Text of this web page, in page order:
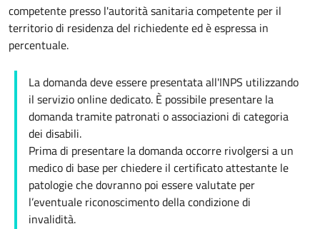
competente presso l'autorità sanitaria competente per il
territorio di residenza del richiedente ed è espressa in
percentuale.
La domanda deve essere presentata all'INPS utilizzando
il servizio online dedicato. È possibile presentare la
domanda tramite patronati o associazioni di categoria
dei disabili.
Prima di presentare la domanda occorre rivolgersi a un
medico di base per chiedere il certificato attestante le
patologie che dovranno poi essere valutate per
l’eventuale riconoscimento della condizione di
invalidità.